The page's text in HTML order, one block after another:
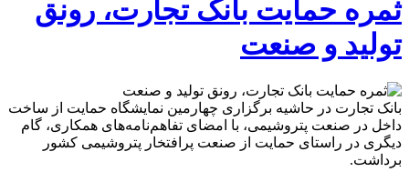
ثمره حمایت بانک تجارت، رونق
تولید و صنعت
بانک تجارت در حاشیه برگزاری چهارمین نمایشگاه حمایت از ساخت
داخل در صنعت پتروشیمی، با امضای تفاهم‌نامه‌های همکاری، گام
دیگری در راستای حمایت از صنعت پرافتخار پتروشیمی کشور
برداشت.